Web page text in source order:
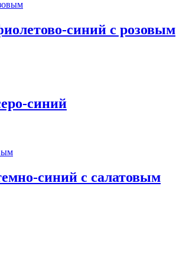
синий с розовым
синий
синий с салатовым